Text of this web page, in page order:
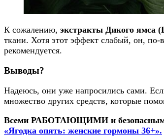
К сожалению, экстракты Дикого ямса
ткани. Хотя этот эффект слабый, он,
рекомендуется.
Выводы?
Надеюсь, они уже напросились сами.
множество других средств, которые
Всеми РАБОТАЮЩИМИ и безопасными
«Ягодка опять: женские гормоны 36+».